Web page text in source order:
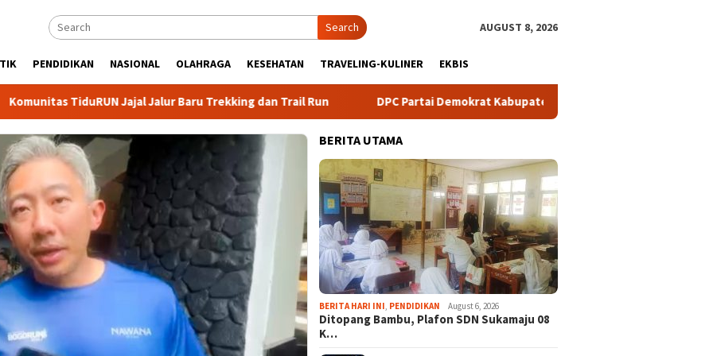
Search AUGUST 8, 2026
PENDIDIKAN NASIONAL OLAHRAGA KESEHATAN TRAVELING-KULINER EKBIS
TiduRUN Jajal Jalur Baru Trekking dan Trail Run DPC Partai Demokrat Kabupaten Bogor Gelar Lomba Pidato “AHY
BERITA UTAMA
BERITA HARI INI PENDIDIKAN August 6, 2026
Ditopang Bambu, Plafon SDN Sukamaju 08
K…